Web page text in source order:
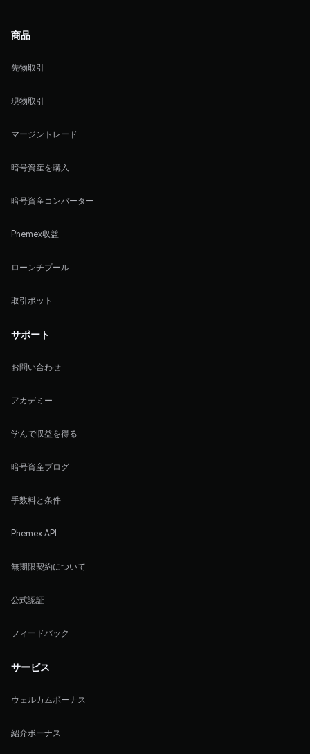
商品
先物取引
現物取引
マージントレード
暗号資産を購入
暗号資産コンバーター
Phemex収益
ローンチプール
取引ボット
サポート
お問い合わせ
アカデミー
学んで収益を得る
暗号資産ブログ
手数料と条件
Phemex API
無期限契約について
公式認証
フィードバック
サービス
ウェルカムボーナス
紹介ボーナス